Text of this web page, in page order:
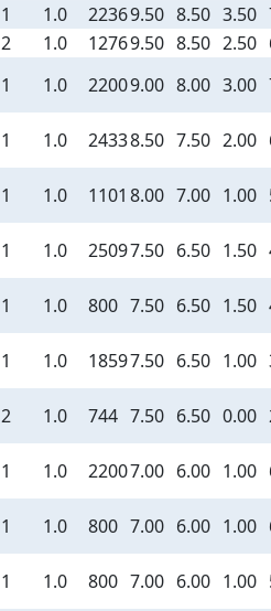
1 1.0 22369.50 8.50 3.50
2 1.0 12769.50 8.50 2.50
1 1.0 22009.00 8.00 3.00
1 1.0 24338.50 7.50 2.00
1 1.0 1101 8.00 7.00 1.00
1 1.0 25097.50 6.50 1.50
1 1.0 800 7.50 6.50 1.50
1 1.0 18597.50 6.50 1.00
2 1.0 744 7.50 6.50 0.00
1 1.0 22007.00 6.00 1.00
1 1.0 800 7.00 6.00 1.00
1 1.0 800 7.00 6.00 1.00